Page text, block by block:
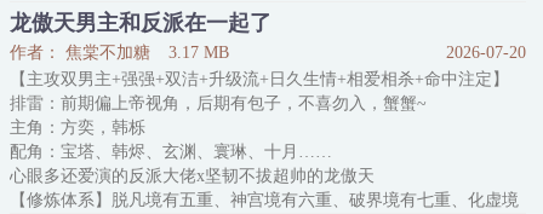
最近他发现尤凌有古怪，招惹他远不如之前频繁
龙傲天男主和反派在一起了
作者： 焦棠不加糖 3.17 MB
2026-07-20
【主攻双男主+强强+双洁+升级流+日久生情+相爱相杀+命中注定】
排雷：前期偏上帝视角，后期有包子，不喜勿入，蟹蟹~
主角：方奕，韩栎
配角：宝塔、韩烬、玄渊、寰琳、十月……
心眼多还爱演的反派大佬x坚韧不拔超帅的龙傲天
【修炼体系】脱凡境有五重、神宫境有六重、破界境有七重、化虚境